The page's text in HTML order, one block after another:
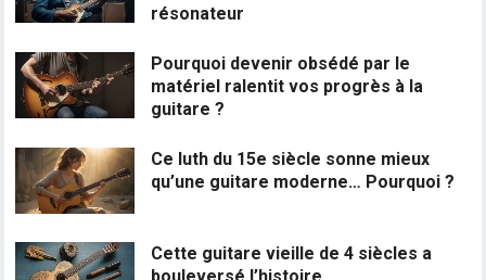
résonateur
Pourquoi devenir obsédé par le
matériel ralentit vos progrès à la
guitare ?
Ce luth du 15e siècle sonne mieux
qu’une guitare moderne… Pourquoi ?
Cette guitare vieille de 4 siècles a